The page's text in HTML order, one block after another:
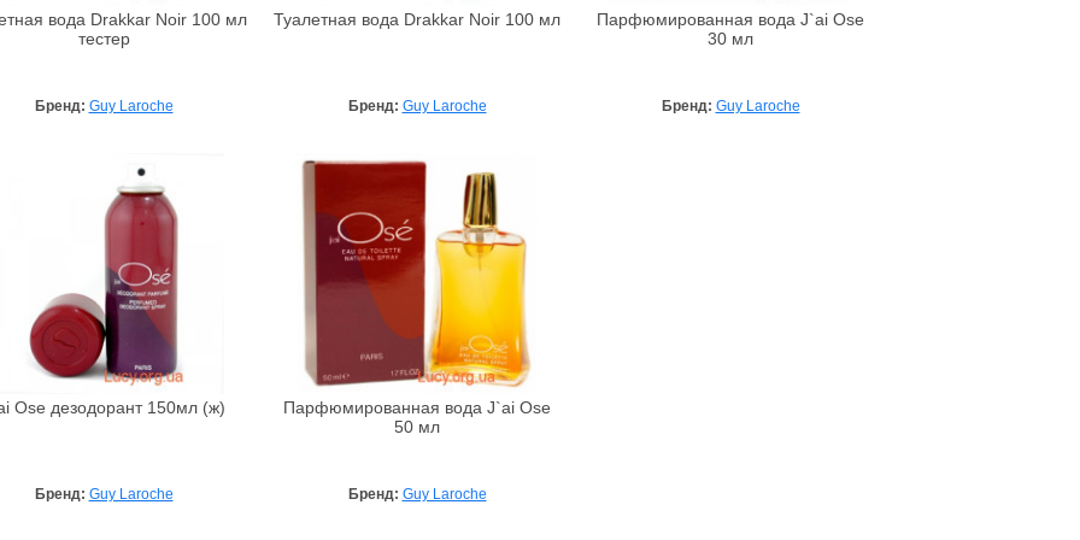
вода Drakkar Noir 100 мл
тестер
Бренд: Guy Laroche
Туалетная вода Drakkar Noir 100 мл
Бренд: Guy Laroche
Парфюмированная вода J`ai Ose
30 мл
Бренд: Guy Laroche
Ose дезодорант 150мл (ж)
Бренд: Guy Laroche
Парфюмированная вода J`ai Ose
50 мл
Бренд: Guy Laroche